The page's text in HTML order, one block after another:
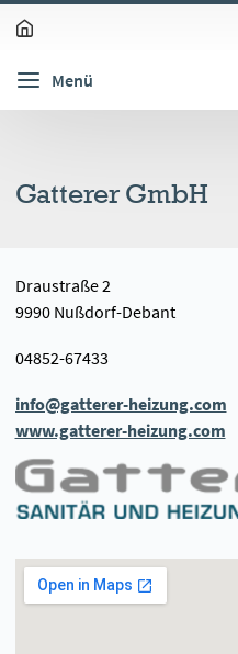
zum Inhalt springen (Alt + 0)
zur Navigation springen (Alt +
zur Suche springen (Alt + 2)
Hochkontrastmodus ein-/
Barrierefreiheits-Widget
Menü
Gatterer GmbH
Draustraße 2
9990 Nußdorf-Debant
04852-67433
info@gatterer-heizung.com
www.gatterer-heizung.com